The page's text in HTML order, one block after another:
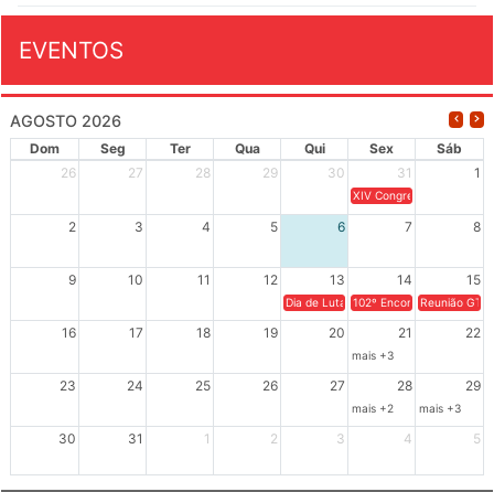
EVENTOS
AGOSTO 2026
Dom Seg Ter Qua Qui Sex
Sáb
26
27 28 29 30 31 1
XIV Congresso Brasileiro
2 3 4 5 6 7 8
9 10 11 12 13 14 15
Dia de Luta em Defesa de Cuba e da
102º Encontro da
Reunião
16 17 18 19 20 21 22
mais +3
23 24 25 26 27 28 29
mais +2 mais +3
30 31 1 2 3 4 5